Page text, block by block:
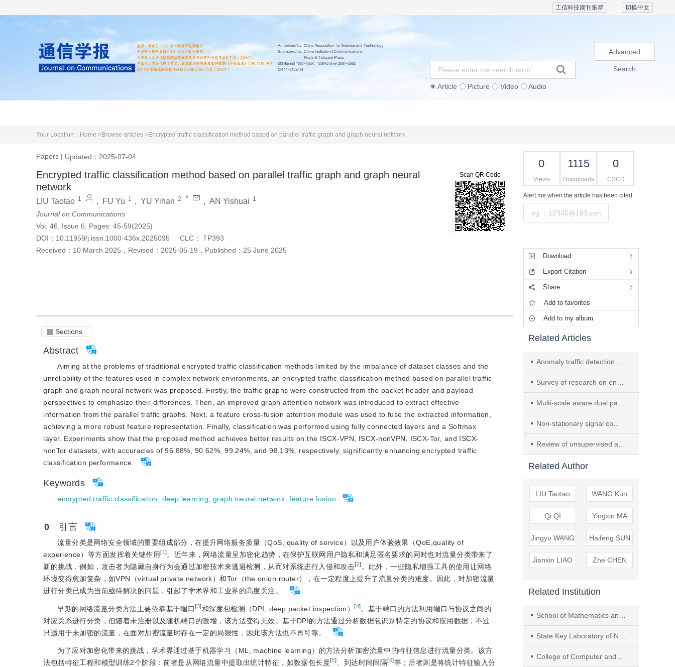
切换中文
工信科技期刊集群
Article Picture Video Audio
Advanced
Search
Your Location： Home >Browse articles >Encrypted traffic classification method based on parallel traffic graph and graph neural network
Papers | Updated：2025-07-04
Encrypted traffic classification method based on parallel traffic graph and graph neural
network
LIU Taotao 1 , FU Yu 1 , YU Yihan 2 * , AN Yishuai 1
Journal on Communications
Vol. 46, Issue 6, Pages: 45-59(2025)
DOI： 10.11959/j.issn.1000-436x.2025095 CLC：
TP393
Received： 10 March 2025 ， Revised： 2025-05-19 ， Published： 25 June 2025
Scan QR Code
Sections
Abstract
Aiming at the problems of traditional encrypted traffic classification methods limited by the imbalance of dataset classes and the
unreliability of the features used in complex network environments, an encrypted traffic classification method based on parallel traffic
graph and graph neural network was proposed. Firstly, the traffic graphs were constructed from the packet header and payload
perspectives to emphasize their differences. Then, an improved graph attention network was introduced to extract effective
information from the parallel traffic graphs. Next, a feature cross-fusion attention module was used to fuse the extracted information,
achieving a more robust feature representation. Finally, classification was performed using fully connected layers and a Softmax
layer. Experiments show that the proposed method achieves better results on the ISCX-VPN, ISCX-nonVPN, ISCX-Tor, and ISCX-
nonTor datasets, with accuracies of 96.88%, 90.62%, 99.24%, and 98.13%, respectively, significantly enhancing encrypted traffic
classification performance.
Keywords
encrypted traffic classification; deep learning; graph neural network;feature fusion
0 引言
流量分类是网络安全领域的重要组成部分，在提升网络服务质量（QoS, quality of service）以及用户体验效果（QoE,quality of
experience）等方面发挥着关键作用[1]。近年来，网络流量呈加密化趋势，在保护互联网用户隐私和满足匿名要求的同时也对流量分类带来了
新的挑战，例如，攻击者为隐藏自身行为会通过加密技术来逃避检测，从而对系统进行入侵和攻击[2] 。此外，一些隐私增强工具的使用让网络
环境变得愈加复杂，如VPN（virtual private network）和Tor（the onion router），在一定程度上提升了流量分类的难度。因此，对加密流量
进行分类已成为当前亟待解决的问题，引起了学术界和工业界的高度关注。
早期的网络流量分类方法主要依靠基于端口[3]和深度包检测（DPI, deep packet inspection）[4]。基于端口的方法利用端口与协议之间的
对应关系进行分类，但随着未注册以及随机端口的激增，该方法变得无效。基于DPI的方法通过分析数据包识别特定的协议和应用数据，不过
只适用于未加密的流量，在面对加密流量时存在一定的局限性，因此该方法也不再可靠。
为了应对加密化带来的挑战，学术界通过基于机器学习（ML, machine learning）的方法分析加密流量中的特征信息进行流量分类。该方
法包括特征工程和模型训练2个阶段：前者是从网络流量中提取出统计特征，如数据包长度[5] 、到达时间间隔[6]等；后者则是将统计特征输入分
0
Views
1115
Downloads
0
CSCD
Alert me when the article has been cited
Download
Export Citation
Share
Add to favorites
Add to my album
Related Articles
Anomaly traffic detection method based on data augmentation and feature mining
Survey of research on encrypted traffic classification based on machine learning
Multi-scale aware dual path network for face detection in resource-constrained edge computing environment
Non-stationary signal combined analysis based fault diagnosis method
Review of unsupervised anomaly detection techniques for medical imaging
Related Author
LIU Taotao WANG Kun
Qi QI Yingxin MA
Jingyu WANG Haifeng SUN
Jianxin LIAO Zhe CHEN
Related Institution
School of Mathematics and Information Engineering, Xinyang Vocational and Technical College
State Key Laboratory of Networking and Switching Technology, Beijing University of Posts and Telecommunications
College of Computer and Information Engineering, Hohai University